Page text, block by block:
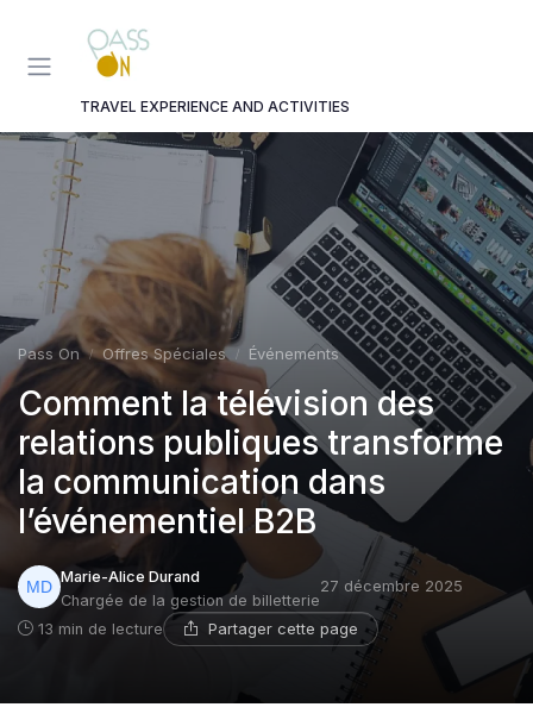
TRAVEL EXPERIENCE AND ACTIVITIES
Pass On Offres Spéciales Événements
Comment la télévision des
relations publiques transforme
la communication dans
l’événementiel B2B
Marie-Alice Durand
Chargée de la gestion de billetterie
27 décembre 2025
13 min de lecture Partager cette page